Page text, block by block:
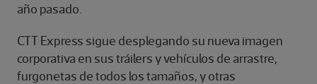
año pasado.
CTT Express sigue desplegando su nueva imagen
corporativa en sus tráilers y vehículos de arrastre,
furgonetas de todos los tamaños, y otras